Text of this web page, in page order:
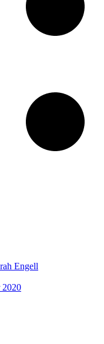
Engell